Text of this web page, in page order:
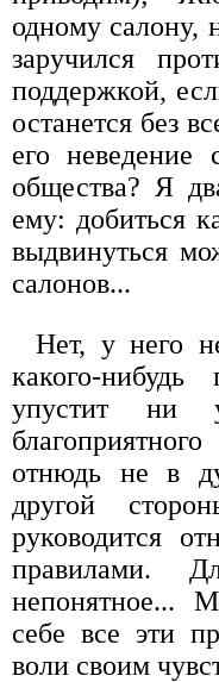
одному салону,
заручился
поддержкой,
останется без
его неведение
общества? Я
ему: добиться
выдвинуться
салонов...
Нет, у него
какого-
упустит ни
отнюдь не в
другой
руководится
правилами.
непонятное...
себе все эти
воли своим